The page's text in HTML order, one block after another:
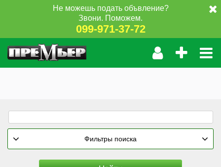
Не можешь подать объвление?
Звони. Поможем.
099-971-37-72
Фильтры поиска